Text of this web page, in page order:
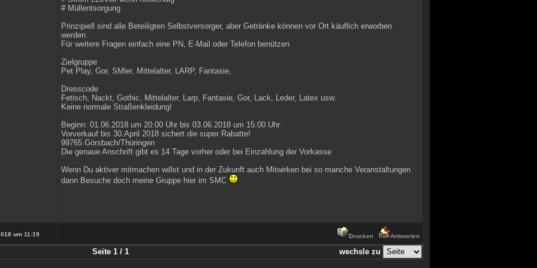
# Müllentsorgung
Prinzipiell sind alle Beteiligten Selbstversorger, aber Getränke können vor Ort käuflich erworben
werden.
Für weitere Fragen einfach eine PN, E-Mail oder Telefon benützen
Zielgruppe
Pet Play, Gor, SMler, Mittelalter, LARP, Fantasie,
Dresscode
Fetisch, Nackt, Gothic, Mittelalter, Larp, Fantasie, Gor, Lack, Leder, Latex usw.
Keine normale Straßenkleidung!
Beginn: 01.06.2018 um 20:00 Uhr bis 03.06.2018 um 15:00 Uhr
Vorverkauf bis 30.April 2018 sichert die super Rabatte!
99765 Görsbach/Thüringen
Die genaue Anschrift gibt es 14 Tage vorher oder bei Einzahlung der Vorkasse
Wenn Du aktiver mitmachen willst und in der Zukunft auch Mitwirken bei so manche Veranstaltungen
dann Besuche doch meine Gruppe hier im SMC
um 11:19 Drucken Antworten
Seite 1 / 1 wechsle zu